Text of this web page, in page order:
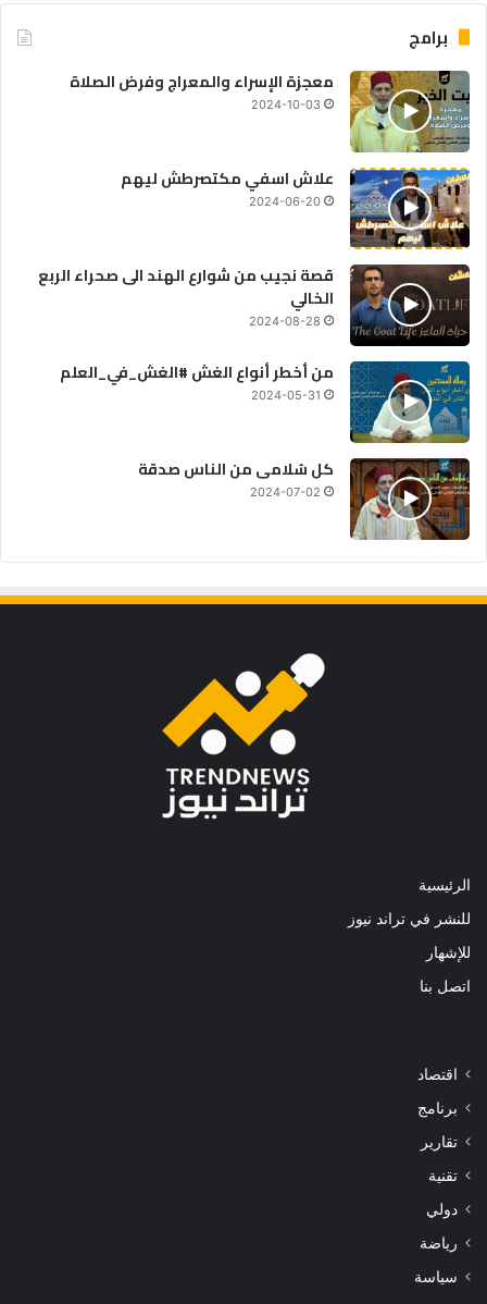
برامج
معجزة الإسراء والمعراج وفرض الصلاة
2024-10-03
علاش اسفي مكتصرطش ليهم
2024-06-20
قصة نجيب من شوارع الهند الى صحراء الربع
الخالي
2024-08-28
من أخطر أنواع الغش #الغش_في_العلم
2024-05-31
كل سُلامى من الناس صدقة
2024-07-02
الرئيسية
للنشر في تراند نيوز
للإشهار
اتصل بنا
اقتصاد
برنامج
تقارير
تقنية
دولي
رياضة
سياسة